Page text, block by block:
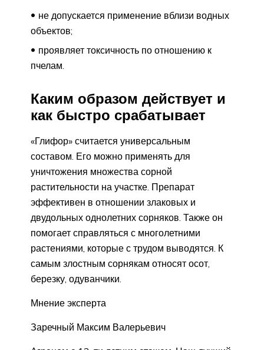
не допускается применение вблизи водных
объектов;
проявляет токсичность по отношению к
пчелам.
Каким образом действует и
как быстро срабатывает
«Глифор» считается универсальным
составом. Его можно применять для
уничтожения множества сорной
растительности на участке. Препарат
эффективен в отношении злаковых и
двудольных однолетних сорняков. Также он
помогает справляться с многолетними
растениями, которые с трудом выводятся. К
самым злостным сорнякам относят осот,
березку, одуванчики.
Мнение эксперта
Заречный Максим Валерьевич